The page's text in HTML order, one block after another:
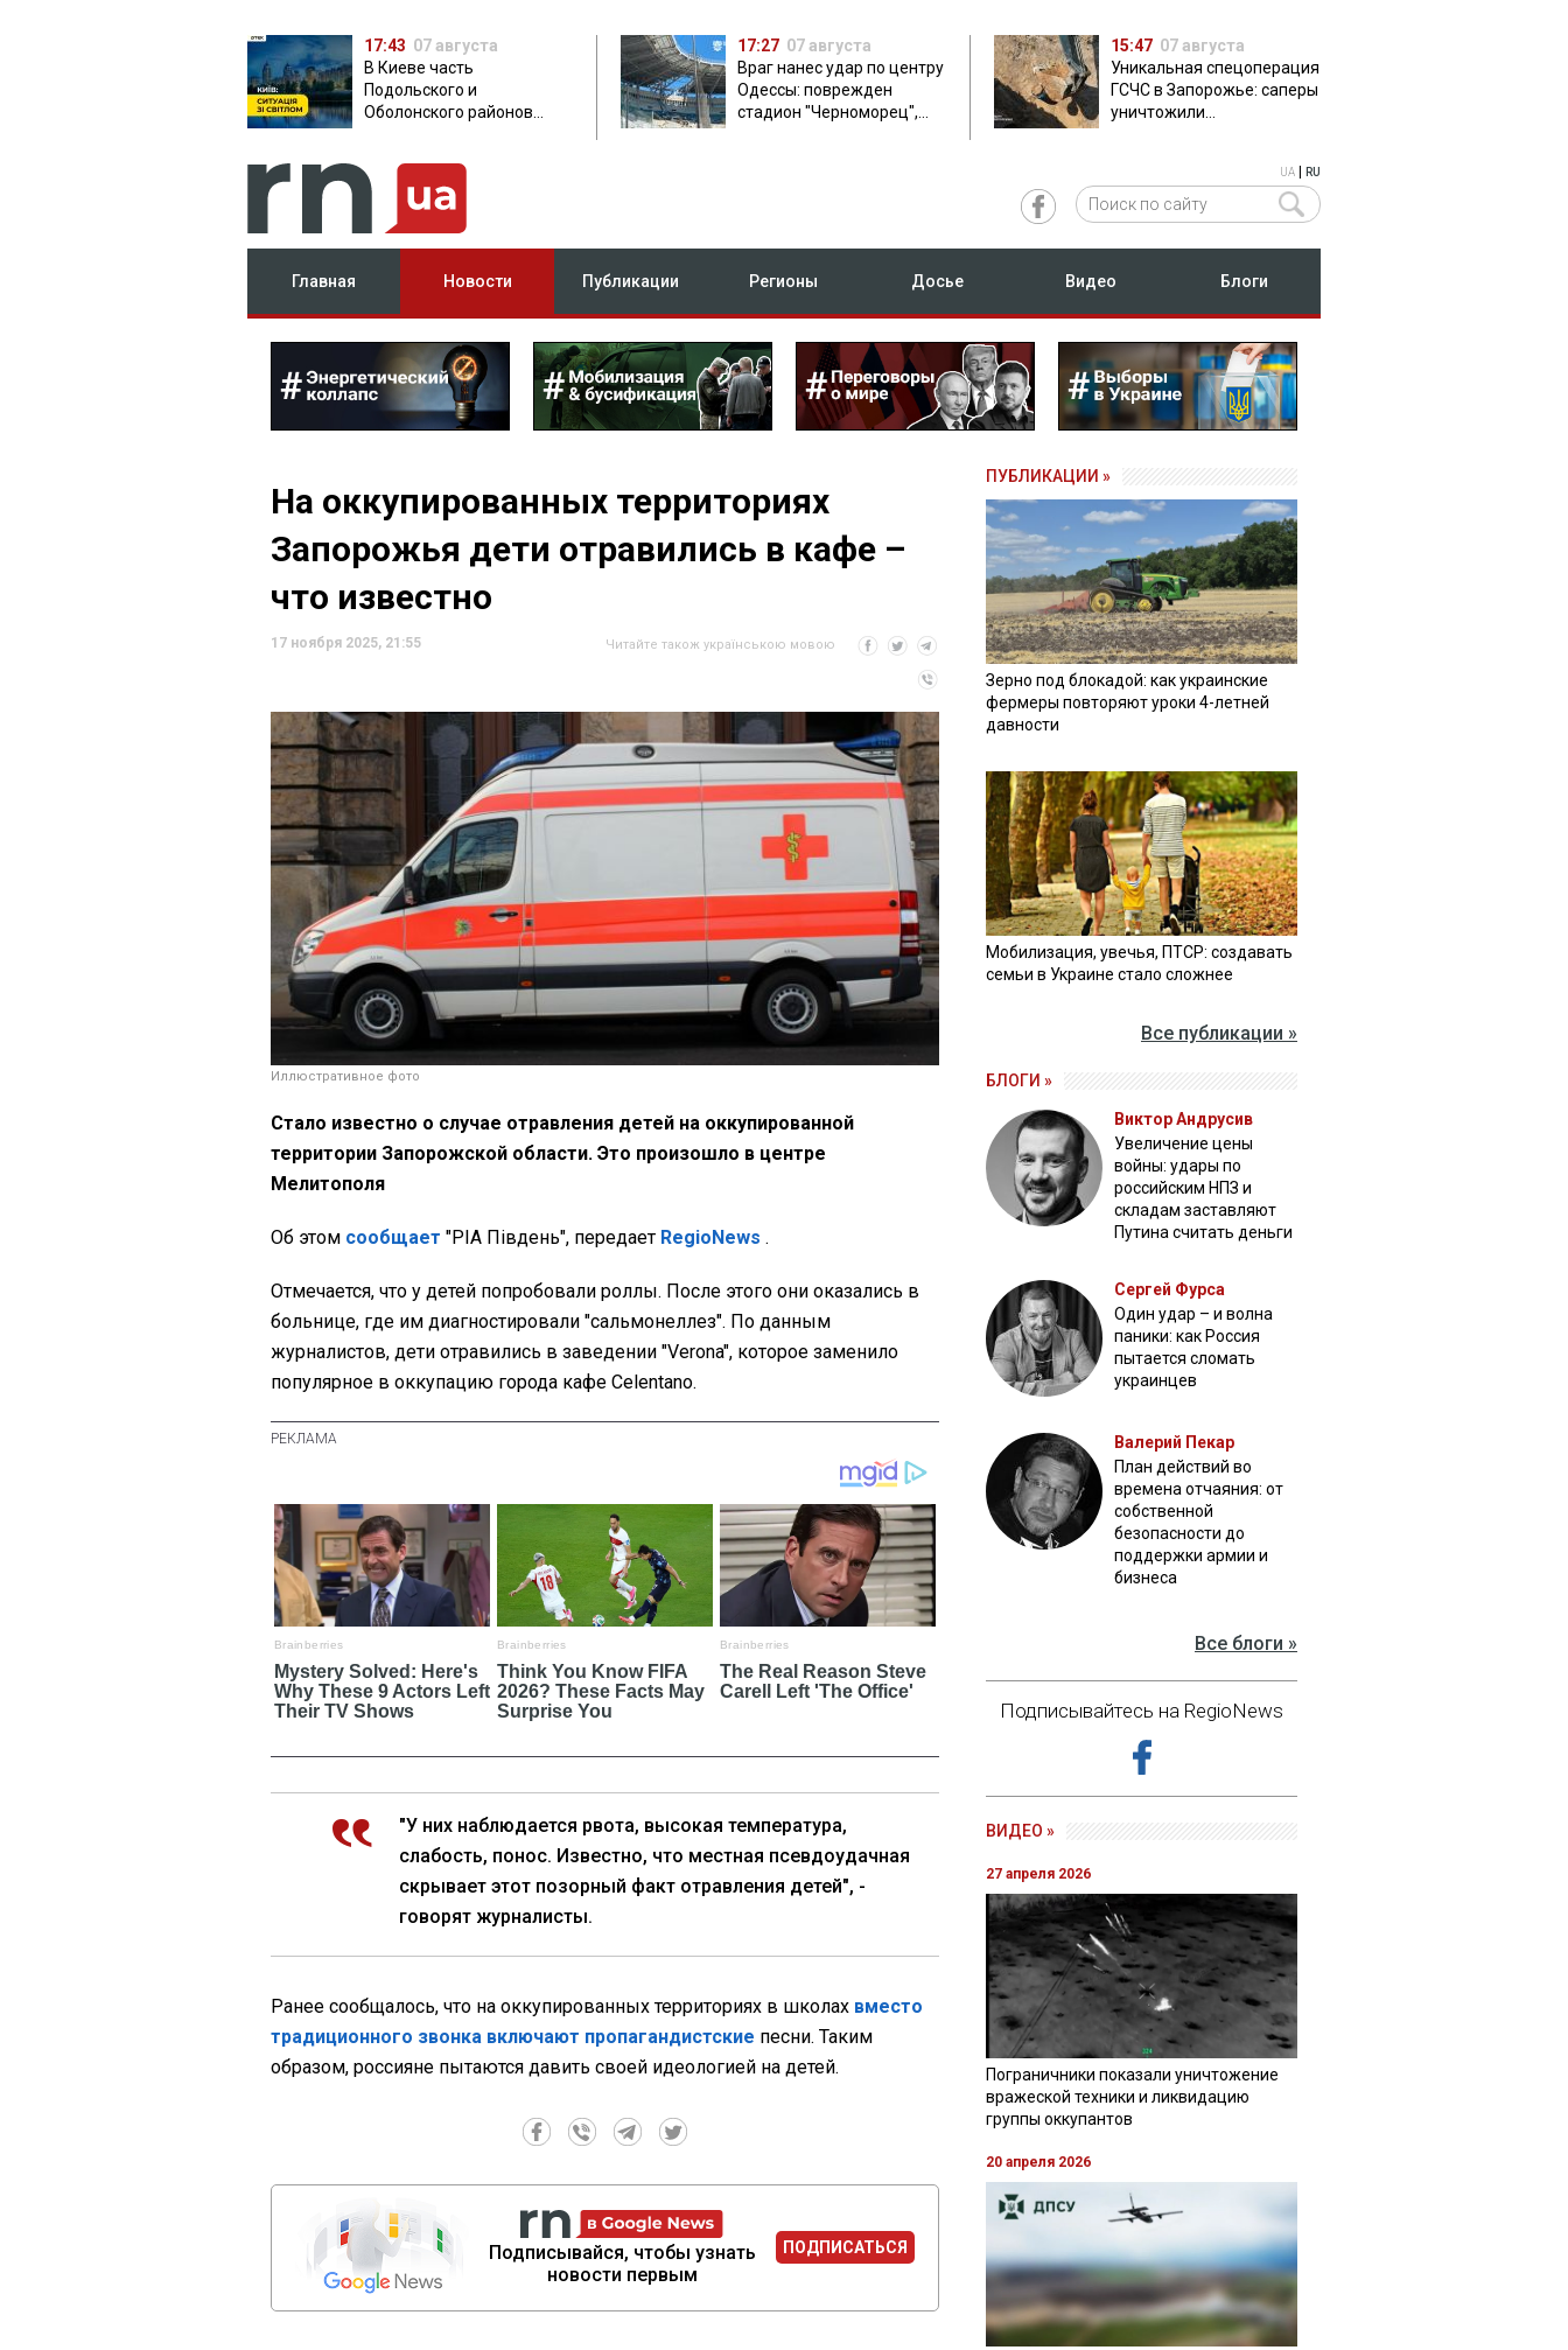
17:43 07 августа
В Киеве часть
Подольского и
Оболонского районов
17:27 07 августа
Враг нанес удар по центру
Одессы: поврежден
стадион "Черноморец",
15:47 07 августа
Уникальная спецоперация
ГСЧС в Запорожье: саперы
уничтожили
UA RU
Главная Новости Публикации Регионы Досье Видео Блоги
На оккупированных территориях
Запорожья дети отравились в кафе –
что известно
17 ноября 2025, 21:55 Читайте також українською мовою
Иллюстративное фото
Стало известно о случае отравления детей на оккупированной
территории Запорожской области. Это произошло в центре
Мелитополя
Об этом сообщает "РІА Південь", передает RegioNews .
Отмечается, что у детей попробовали роллы. После этого они оказались в
больнице, где им диагностировали "сальмонеллез". По данным
журналистов, дети отравились в заведении "Verona", которое заменило
популярное в оккупацию города кафе Celentano.
"У них наблюдается рвота, высокая температура,
слабость, понос. Известно, что местная псевдоудачная
скрывает этот позорный факт отравления детей", -
говорят журналисты.
Ранее сообщалось, что на оккупированных территориях в школах вместо
традиционного звонка включают пропагандистские песни. Таким
образом, россияне пытаются давить своей идеологией на детей.
Подписывайся, чтобы узнать
новости первым
ПОДПИСАТЬСЯ
ПУБЛИКАЦИИ »
Зерно под блокадой: как украинские
фермеры повторяют уроки 4-летней
давности
Мобилизация, увечья, ПТСР: создавать
семьи в Украине стало сложнее
Все публикации »
БЛОГИ »
Виктор Андрусив
Увеличение цены
войны: удары по
российским НПЗ и
складам заставляют
Путина считать деньги
Сергей Фурса
Один удар – и волна
паники: как Россия
пытается сломать
украинцев
Валерий Пекар
План действий во
времена отчаяния: от
собственной
безопасности до
поддержки армии и
бизнеса
Все блоги »
Подписывайтесь на RegioNews
ВИДЕО »
27 апреля 2026
Пограничники показали уничтожение
вражеской техники и ликвидацию
группы оккупантов
20 апреля 2026